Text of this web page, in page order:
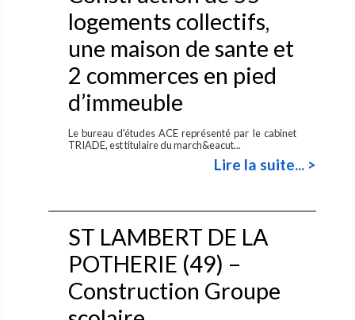
logements collectifs,
une maison de sante et
2 commerces en pied
d’immeuble
Le bureau d'études ACE représenté par le cabinet
TRIADE, est titulaire du march&eacut...
Lire la suite... >
ST LAMBERT DE LA
POTHERIE (49) –
Construction Groupe